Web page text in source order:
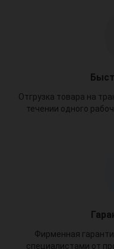
Отгрузка товара на
течении одного
Фирменная
специалистами от